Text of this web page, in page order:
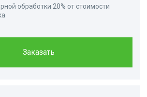
обработки 20% от стоимости
Заказать